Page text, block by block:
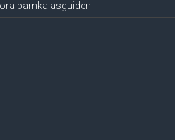
barnkalasguiden